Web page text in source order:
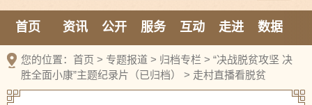
首页 资讯 公开 服务 互动 走进
数据
新媒体
您的位置： 首页 > 专题报道 > 归档专栏 > “决战脱贫攻坚 决
胜全面小康”主题纪录片（已归档）
> 走村直播看脱贫